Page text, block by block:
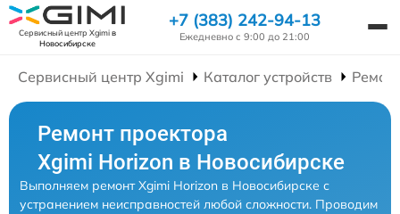
Сервисный центр Xgimiв
Новосибирске
+7 (383) 242-94-13
Ежедневно с 9:00 до 21:00
Сервисный центр Xgimi Каталог устройств
Ремонт проектора
Xgimi Horizon в Новосибирске
Выполняем ремонт Xgimi Horizon в Новосибирске с
устранением неисправностей любой сложности. Проводим